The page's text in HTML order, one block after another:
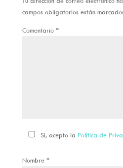
campos obligatorios están
Comentario *
Si, acepto la Política de
Nombre *